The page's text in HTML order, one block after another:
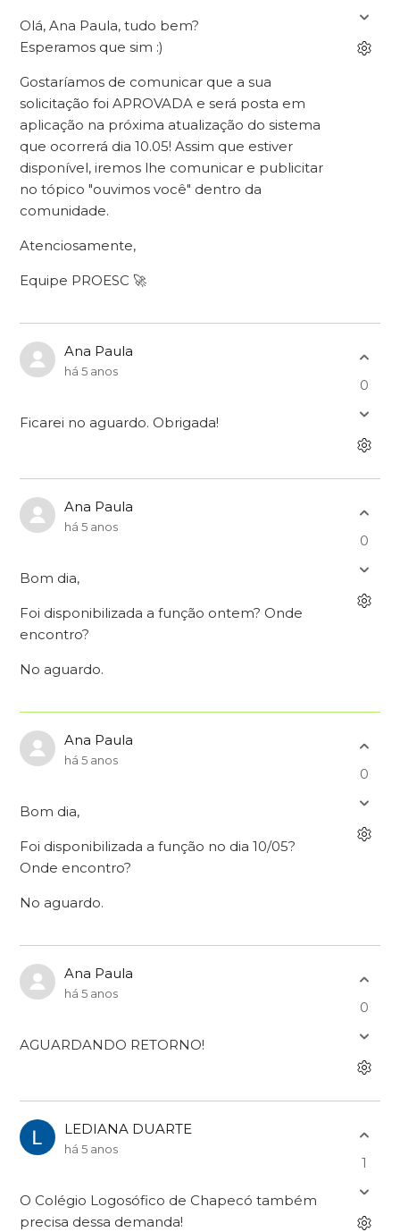
Olá, Ana Paula, tudo bem?
Esperamos que sim :)
Gostaríamos de comunicar que a sua
solicitação foi APROVADA e será posta em
aplicação na próxima atualização do sistema
que ocorrerá dia 10.05! Assim que estiver
disponível, iremos lhe comunicar e publicitar
no tópico "ouvimos você" dentro da
comunidade.
Atenciosamente,
Equipe PROESC 🚀
Ana Paula
há 5 anos
Ficarei no aguardo. Obrigada!
0
Ana Paula
há 5 anos
Bom dia,
Foi disponibilizada a função ontem? Onde
encontro?
No aguardo.
0
Ana Paula
há 5 anos
Bom dia,
Foi disponibilizada a função no dia 10/05?
Onde encontro?
No aguardo.
0
Ana Paula
há 5 anos
AGUARDANDO RETORNO!
0
LEDIANA DUARTE
há 5 anos
O Colégio Logosófico de Chapecó também
precisa dessa demanda!
1